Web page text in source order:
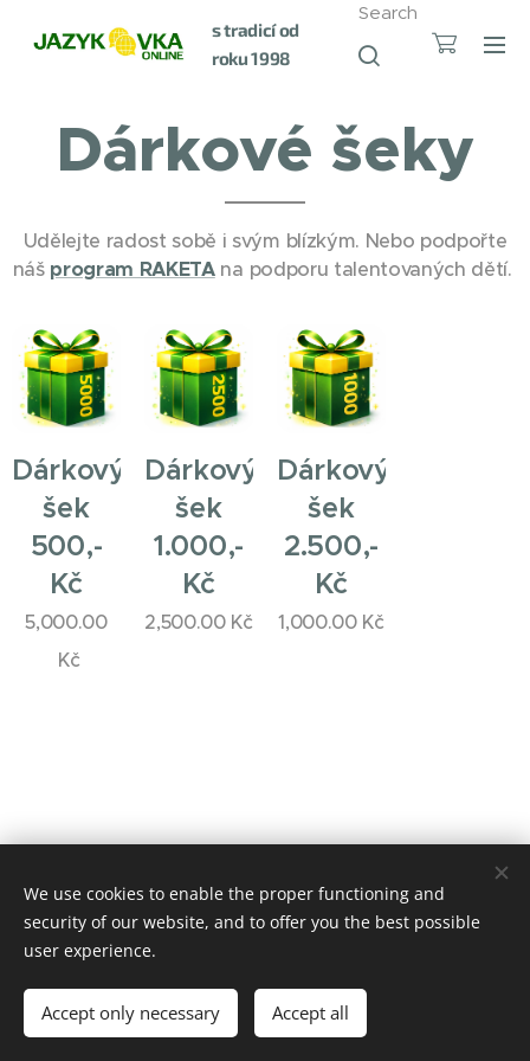
s tradicí od
roku 1998
Search
Dárkové šeky
Udělejte radost sobě i svým blízkým. Nebo podpořte
náš program RAKETAna podporu talentovaných dětí.
Dárkový
šek
500,-
Kč
5,000.00
Kč
Dárkový
šek
1.000,-
Kč
2,500.00Kč
Dárkový
šek
2.500,-
Kč
1,000.00Kč
2025 www.jazykovkaONLINE.cz
Všechna práva vyhrazena.
Languages
Čeština
English Deutsch Polski
We use cookies to enable the proper functioning and
security of our website, and to offer you the best possible
user experience.
Accept only necessary Accept all